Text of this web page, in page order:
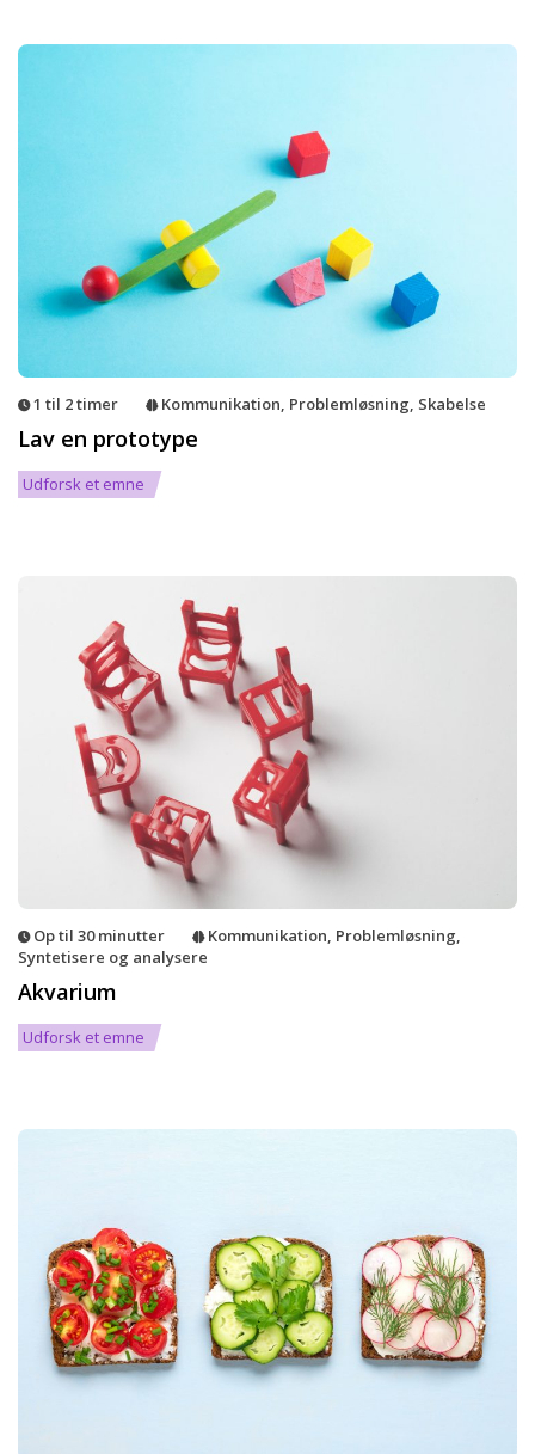
1 til 2 timer Kommunikation, Problemløsning, Skabelse
Lav en prototype
Udforsk et emne
Op til 30 minutter Kommunikation, Problemløsning,
Syntetisere og analysere
Akvarium
Udforsk et emne